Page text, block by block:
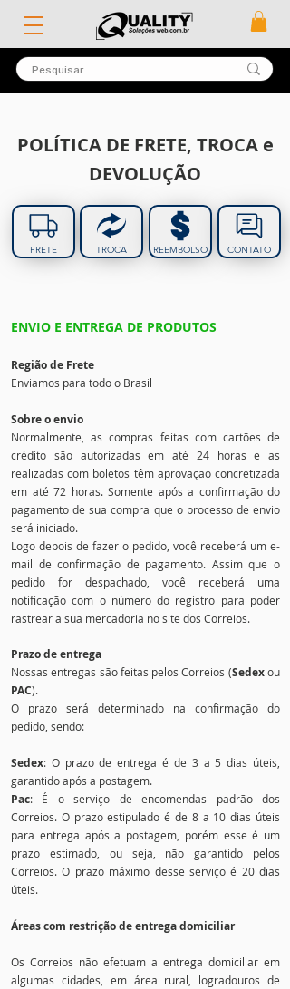
POLÍTICA DE FRETE, TROCA e
DEVOLUÇÃO
FRETE TROCA REEMBOLSO CONTATO
ENVIO E ENTREGA DE PRODUTOS
Região de Frete
Enviamos para todo o Brasil
Sobre o envio
Normalmente, as compras feitas com cartões de
crédito são autorizadas em até 24 horas e as
realizadas com boletos têm aprovação concretizada
em até 72 horas. Somente após a confirmação do
pagamento de sua compra que o processo de envio
será iniciado.
Logo depois de fazer o pedido, você receberá um e-
mail de confirmação de pagamento. Assim que o
pedido for despachado, você receberá uma
notificação com o número do registro para poder
rastrear a sua mercadoria no site dos Correios.
Prazo de entrega
Nossas entregas são feitas pelos Correios (Sedexou
PAC).
O prazo será determinado na confirmação do
pedido, sendo:
Sedex: O prazo de entrega é de 3 a 5 dias úteis,
garantido após a postagem.
Pac: É o serviço de encomendas padrão dos
Correios. O prazo estipulado é de 8 a 10 dias úteis
para entrega após a postagem, porém esse é um
prazo estimado, ou seja, não garantido pelos
Correios. O prazo máximo desse serviço é 20 dias
úteis.
Áreas com restrição de entrega domiciliar
Os Correios não efetuam a entrega domiciliar em
algumas cidades, em área rural, logradouros de